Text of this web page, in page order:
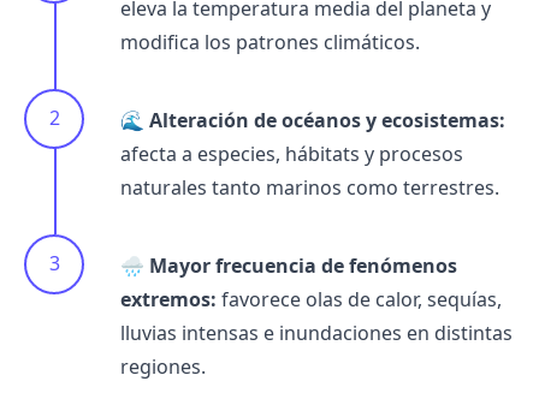
eleva la temperatura media del planeta y
modifica los patrones climáticos.
🌊 Alteración de océanos y ecosistemas:
afecta a especies, hábitats y procesos
naturales tanto marinos como terrestres.
🌧 Mayor frecuencia de fenómenos
extremos: favorece olas de calor, sequías,
lluvias intensas e inundaciones en distintas
regiones.